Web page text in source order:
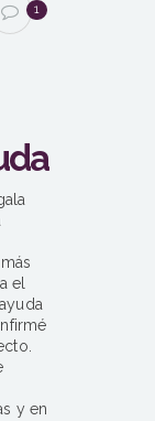
1
el
y en